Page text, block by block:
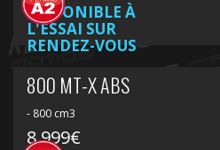
DISPONIBLE À
L'ESSAI SUR
RENDEZ-VOUS
800 MT-X ABS
- 800 cm3
8 999€